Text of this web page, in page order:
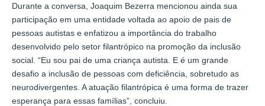
Durante a conversa, Joaquim Bezerra mencionou ainda sua
participação em uma entidade voltada ao apoio de pais de
pessoas autistas e enfatizou a importância do trabalho
desenvolvido pelo setor filantrópico na promoção da inclusão
social. “Eu sou pai de uma criança autista. E é um grande
desafio a inclusão de pessoas com deficiência, sobretudo as
neurodivergentes. A atuação filantrópica é uma forma de trazer
esperança para essas famílias”, concluiu.